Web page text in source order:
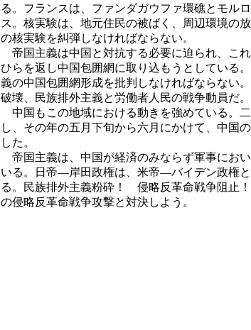
る。フランスは、ファンダガウファ環礁とモル
ス。核実験は、地元住民の被ばく、周辺環境の
の核実験を糾弾しなければならない。
帝国主義は中国と対抗する必要に迫られ、こ
ひらを返し中国包囲網に取り込もうとしている
義の中国包囲網形成を批判しなければならない
破壊、民族排外主義と労働者人民の戦争動員だ。
中国もこの地域における動きを強めている。
し、その年の五月下旬から六月にかけて、中国
した。
帝国主義は、中国が経済のみならず軍事にお
いる。日帝―岸田政権は、米帝―バイデン政権
る。民族排外主義粉砕！ 侵略反革命戦争阻
の侵略反革命戦争攻撃と対決しよう。